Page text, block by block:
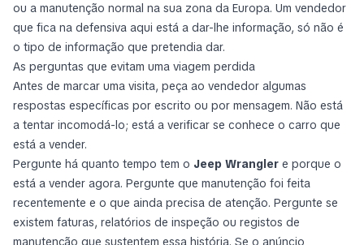
ou a manutenção normal na sua zona da Europa. Um vendedor
que fica na defensiva aqui está a dar-lhe informação, só não é
o tipo de informação que pretendia dar.
As perguntas que evitam uma viagem perdida
Antes de marcar uma visita, peça ao vendedor algumas
respostas específicas por escrito ou por mensagem. Não está
a tentar incomodá-lo; está a verificar se conhece o carro que
está a vender.
Pergunte há quanto tempo tem o Jeep Wrangler e porque o
está a vender agora. Pergunte que manutenção foi feita
recentemente e o que ainda precisa de atenção. Pergunte se
existem faturas, relatórios de inspeção ou registos de
manutenção que sustentem essa história. Se o anúncio